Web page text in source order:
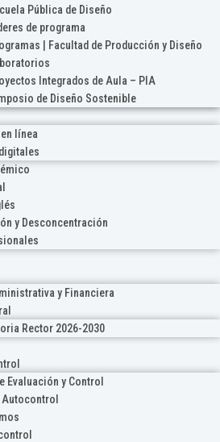
Pública de Diseño
de programa
| Facultad de Producción y Diseño
Integrados de Aula – PIA
de Diseño Sostenible
línea
y Desconcentración
y Financiera
Rector 2026-2030
Evaluación y Control
Autocontrol